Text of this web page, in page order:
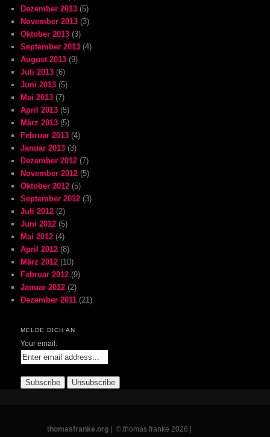
Dezember 2013 (5)
November 2013 (3)
Oktober 2013 (3)
September 2013 (4)
August 2013 (9)
Juli 2013 (6)
Juni 2013 (5)
Mai 2013 (7)
April 2013 (5)
März 2013 (5)
Februar 2013 (4)
Januar 2013 (3)
Dezember 2012 (7)
November 2012 (5)
Oktober 2012 (5)
September 2012 (3)
Juli 2012 (2)
Juni 2012 (5)
Mai 2012 (4)
April 2012 (8)
März 2012 (10)
Februar 2012 (9)
Januar 2012 (2)
Dezember 2011 (21)
MELDE DICH AN
Your email:
thomasfranke.org | © thomas franke 2026 |